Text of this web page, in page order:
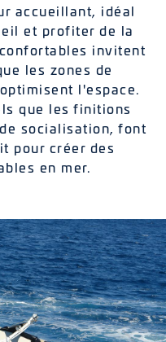
accueillant, idéal
et profiter de la
invitent
les zones de
l'espace.
que les finitions
socialisation, font
pour créer des
en mer.